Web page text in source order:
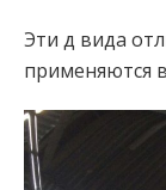
Эти д вида
применяются